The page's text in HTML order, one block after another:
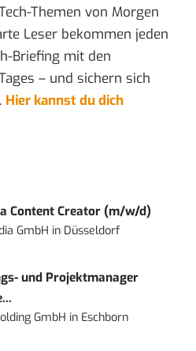
Themen von Morgen
Leser bekommen jeden
Briefing mit den
– und sichern sich
Hier kannst du dich
Content Creator (m/w/d)
GmbH in Düsseldorf
und Projektmanager
GmbH in Eschborn